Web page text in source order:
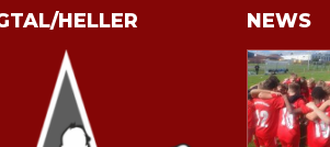
HELLER NEWS